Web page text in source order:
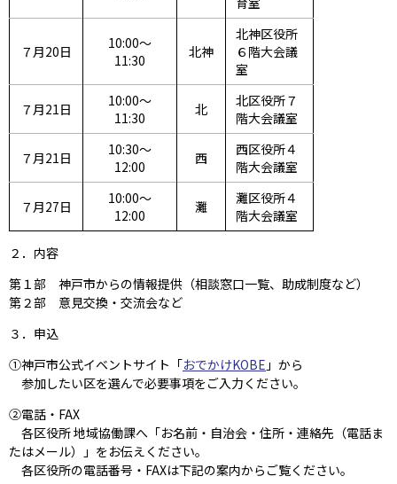
７月20日
10:00～
11:30
北神
北神区役所
６階大会議
室
７月21日
10:00～
11:30
北
北区役所７
階大会議室
７月21日
10:30～
12:00
西
西区役所４
階大会議室
７月27日
10:00～
12:00
灘
灘区役所４
階大会議室
２．内容
第１部 神戸市からの情報提供（相談窓口一覧、助成制度など）
第２部 意見交換・交流会など
３．申込
①神戸市公式イベントサイト「おでかけKOBE 」から
参加したい区を選んで必要事項をご入力ください。
②電話・FAX
各区役所 地域協働課へ「お名前・自治会・住所・連絡先（電話ま
たはメール）」をお伝えください。
各区役所の電話番号・FAXは下記の案内からご覧ください。